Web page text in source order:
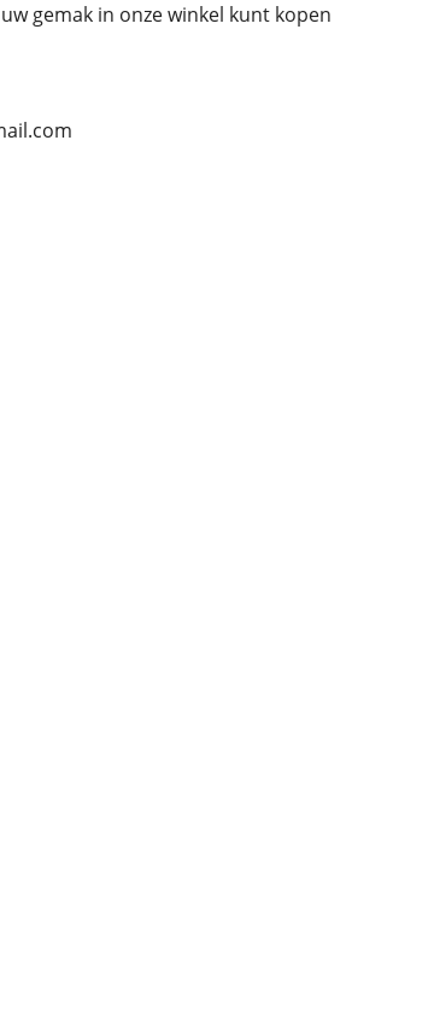
gemak in onze winkel kunt kopen